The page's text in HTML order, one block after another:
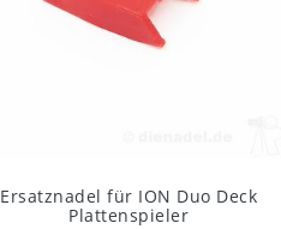
Ersatznadel für ION Duo Deck
Plattenspieler